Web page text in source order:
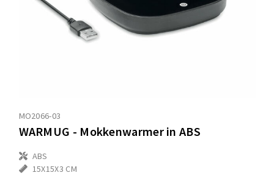
MO2066-03
WARMUG - Mokkenwarmer in ABS
ABS
15X15X3 CM